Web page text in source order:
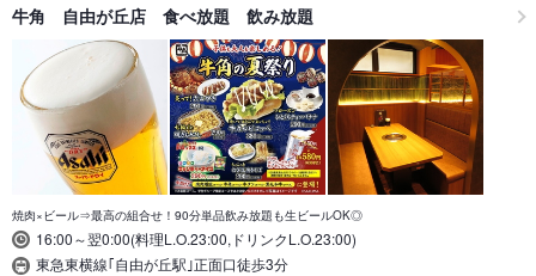
牛角 自由が丘店 食べ放題 飲み放題
焼肉×ビール⇒最高の組合せ！90分単品飲み放題も生ビールOK◎
16:00～翌0:00(料理L.O.23:00,ドリンクL.O.23:00)
東急東横線｢自由が丘駅｣正面口徒歩3分